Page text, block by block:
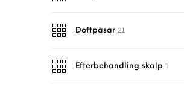
Doftpåsar 21
Efterbehandling skalp 1